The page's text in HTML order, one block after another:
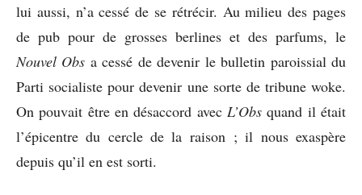
lui aussi, n’a cessé de se rétrécir. Au milieu des pages
de pub pour de grosses berlines et des parfums, le
Nouvel Obs a cessé de devenir le bulletin paroissial du
Parti socialiste pour devenir une sorte de tribune woke.
On pouvait être en désaccord avec L’Obsquand il était
l’épicentre du cercle de la raison ; il nous exaspère
depuis qu’il en est sorti.